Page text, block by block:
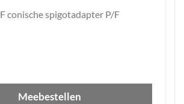
conische spigotadapter P/F
Meebestellen